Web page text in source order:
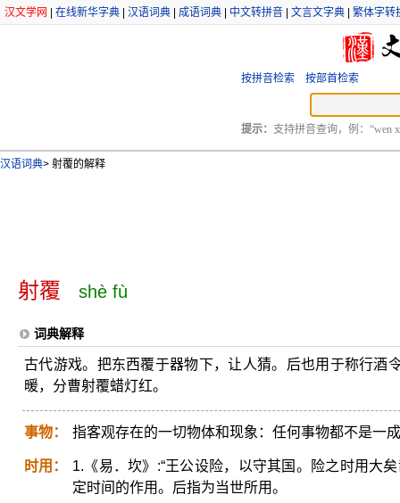
汉文学网 在线新华字典 汉语词典 成语词典 中文转拼音 文言文字典 繁体字转
按拼音检索 按部首检索
提示： 支持拼音查询，例：“wen
汉语词典> 射覆的解释
射覆 shè fù
词典解释
古代游戏。把东西覆于器物下，让人猜。后也用于称行酒
暖，分曹射覆蜡灯红。
事物： 指客观存在的一切物体和现象：任何事物都不是一
时用：
1.《易．坎》:“王公设险，以守其国。险之时用大
定时间的作用。后指为当世所用。